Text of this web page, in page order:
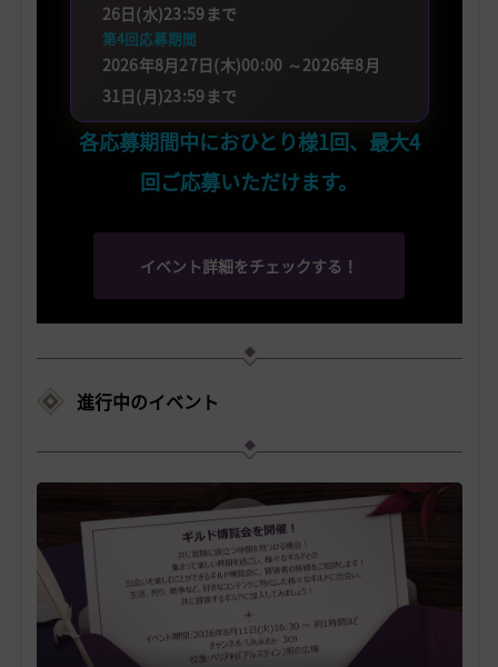
26日(水)23:59まで
第4回応募期間
2026年8月27日(木)00:00 ～2026年8月
31日(月)23:59まで
各応募期間中におひとり様1回、最大4
回ご応募いただけます。
イベント詳細をチェックする！
進行中のイベント